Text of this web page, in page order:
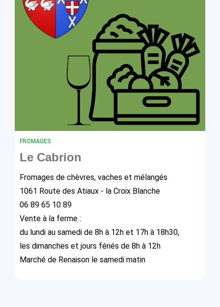
FROMAGES
Le Cabrion
Fromages de chèvres, vaches et mélangés
1061 Route des Atiaux - la Croix Blanche
06 89 65 10 89
Vente à la ferme :
du lundi au samedi de 8h à 12h et 17h à 18h30,
les dimanches et jours fériés de 8h à 12h
Marché de Renaison le samedi matin